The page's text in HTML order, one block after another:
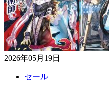
2026年05月19日
セール